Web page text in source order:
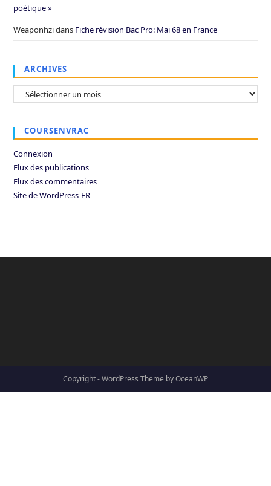
poétique »
Weaponhzidans Fiche révision Bac Pro: Mai 68 en France
ARCHIVES
Archives
COURSENVRAC
Connexion
Flux des publications
Flux des commentaires
Site de WordPress-FR
Copyright - WordPress Theme by OceanWP